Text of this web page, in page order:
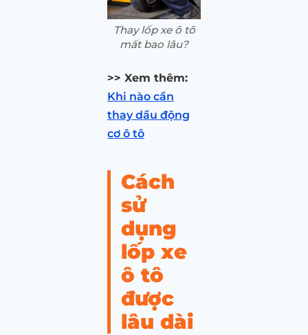
Thay lốp xe ô tô
mất bao lâu?
>> Xem thêm:
Khi nào cần
thay dầu động
cơ ô tô
Cách
sử
dụng
lốp xe
ô tô
được
lâu dài